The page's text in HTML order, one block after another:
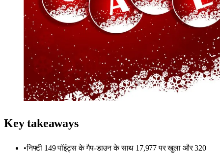
Key takeaways
•निफ्टी 149 पॉइंट्स के गैप-डाउन के साथ 17,977 पर खुला और 320